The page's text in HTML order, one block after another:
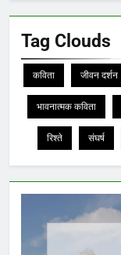
Tag Clouds
कविता जीवन दर्शन
भावनात्मक कविता
रिश्ते संघर्ष